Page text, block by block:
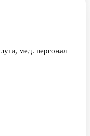
мед. персонал